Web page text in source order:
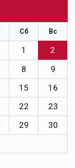
Сб Вс
1
2
8
9
15
16
22
23
29
30